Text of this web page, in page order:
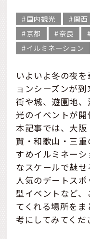
国内観光 関
京都
奈良
イルミネーション
いよいよ冬の夜
ョンシーズンが到
街や城、遊園地
光のイベントが開
本記事では、大
賀・和歌山・三
すめイルミネー
なスケールで魅
人気のデートス
型イベントなど
てくれる場所を
考にしてみてくだ